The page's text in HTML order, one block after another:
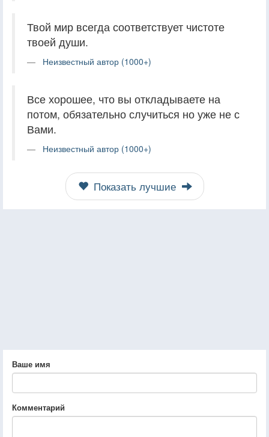
Твой мир всегда соответствует чистоте
твоей души.
Неизвестный автор (1000+)
Все хорошее, что вы откладываете на
потом, обязательно случиться но уже не с
Вами.
Неизвестный автор (1000+)
Показать лучшие
Ваше имя
Комментарий